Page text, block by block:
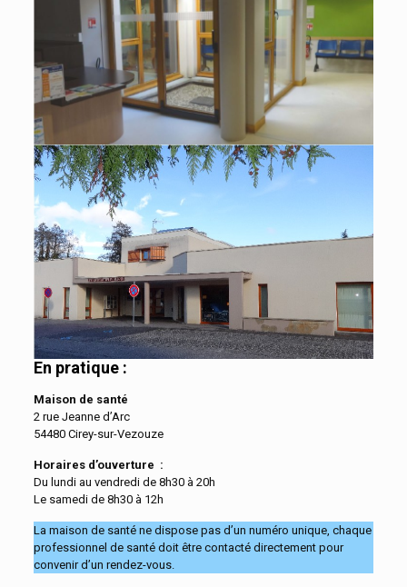
En pratique :
Maison de santé
2 rue Jeanne d’Arc
54480 Cirey-sur-Vezouze
Horaires d’ouverture :
Du lundi au vendredi de 8h30 à 20h
Le samedi de 8h30 à 12h
La maison de santé ne dispose pas d’un numéro unique, chaque
professionnel de santé doit être contacté directement pour
convenir d’un rendez-vous.